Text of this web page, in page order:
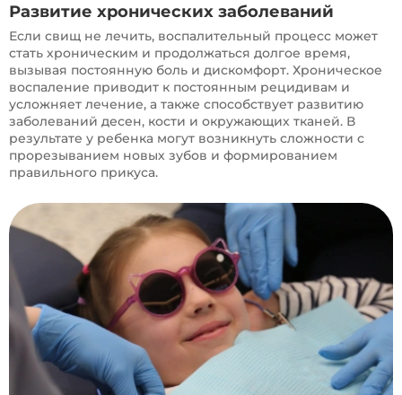
Развитие хронических заболеваний
Если свищ не лечить, воспалительный процесс может
стать хроническим и продолжаться долгое время,
вызывая постоянную боль и дискомфорт. Хроническое
воспаление приводит к постоянным рецидивам и
усложняет лечение, а также способствует развитию
заболеваний десен, кости и окружающих тканей. В
результате у ребенка могут возникнуть сложности с
прорезыванием новых зубов и формированием
правильного прикуса.